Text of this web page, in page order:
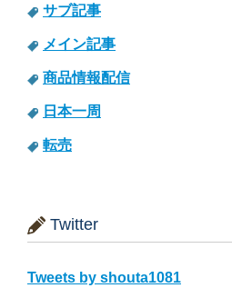
サブ記事
メイン記事
商品情報配信
日本一周
転売
Twitter
Tweets by shouta1081